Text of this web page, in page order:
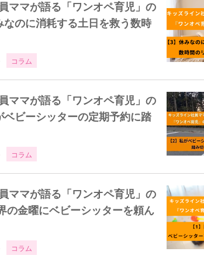
ママが語る「ワンオペ育児」の
なのに消耗する土日を救う数時
コラム
ママが語る「ワンオペ育児」の
ベビーシッターの定期予約に踏
コラム
ママが語る「ワンオペ育児」の
の金曜にベビーシッターを頼ん
コラム